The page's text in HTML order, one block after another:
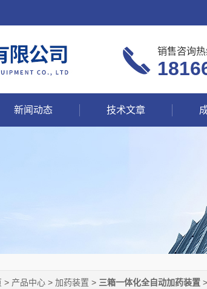
销售咨询热
新闻动态 技术文章
> 产品中心 > 加药装置 > 三箱一体化全自动加药装置